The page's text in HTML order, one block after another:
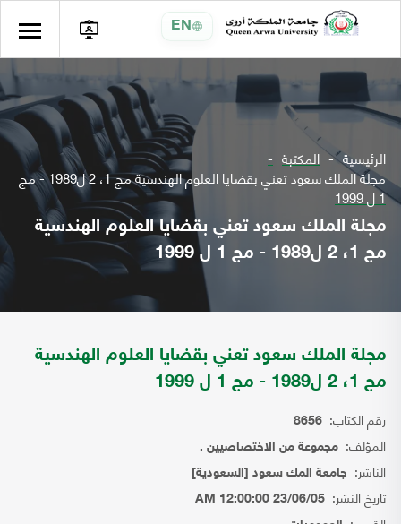
EN
الرئيسية المكتبة
مجلة الملك سعود تعني بقضايا العلوم الهندسية مج 1، 2 ل1989 - مج
1 ل 1999
مجلة الملك سعود تعني بقضايا العلوم الهندسية
مج 1، 2 ل1989 - مج 1 ل 1999
مجلة الملك سعود تعني بقضايا العلوم الهندسية
مج 1، 2 ل1989 - مج 1 ل 1999
رقم الكتاب: 8656
المؤلف: مجموعة من الاختصاصيين .
الناشر: جامعة المك سعود [السعودية]
تاريخ النشر: 23/06/05 12:00:00 AM